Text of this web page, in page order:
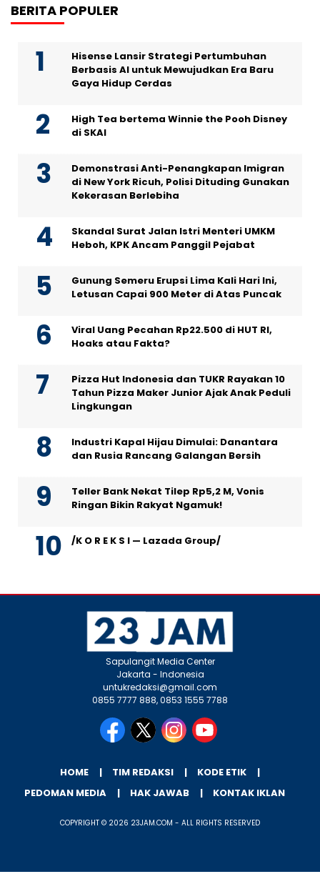
BERITA POPULER
Hisense Lansir Strategi Pertumbuhan
Berbasis AI untuk Mewujudkan Era Baru
Gaya Hidup Cerdas
High Tea bertema Winnie the Pooh Disney
di SKAI
Demonstrasi Anti-Penangkapan Imigran
di New York Ricuh, Polisi Dituding Gunakan
Kekerasan Berlebiha
Skandal Surat Jalan Istri Menteri UMKM
Heboh, KPK Ancam Panggil Pejabat
Gunung Semeru Erupsi Lima Kali Hari Ini,
Letusan Capai 900 Meter di Atas Puncak
Viral Uang Pecahan Rp22.500 di HUT RI,
Hoaks atau Fakta?
Pizza Hut Indonesia dan TUKR Rayakan 10
Tahun Pizza Maker Junior Ajak Anak Peduli
Lingkungan
Industri Kapal Hijau Dimulai: Danantara
dan Rusia Rancang Galangan Bersih
Teller Bank Nekat Tilep Rp5,2 M, Vonis
Ringan Bikin Rakyat Ngamuk!
/K O R E K S I — Lazada Group/
Sapulangit Media Center
Jakarta - Indonesia
untukredaksi@gmail.com
0855 7777 888, 0853 1555 7788
HOME TIM REDAKSI
KODE ETIK
PEDOMAN MEDIA
HAK JAWAB KONTAK IKLAN
COPYRIGHT © 2026 23JAM.COM - ALL RIGHTS RESERVED